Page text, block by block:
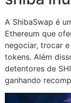
A ShibaSwap é
Ethereum que
negociar, trocar
tokens. Além
detentores de
ganhando